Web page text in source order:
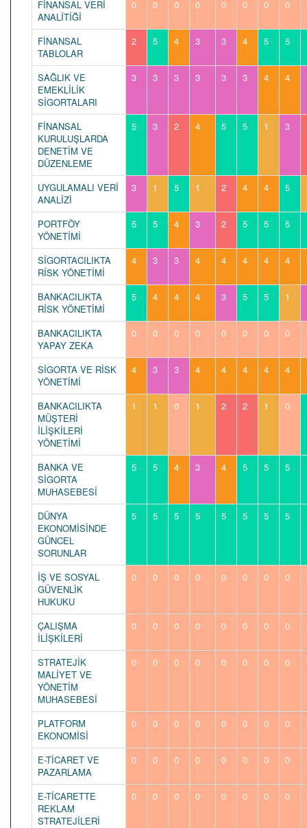
FİNANSAL VERİ
ANALİTİĞİ
0 0 0 0 0 0 0 0
FİNANSAL
TABLOLAR
2 5 4 3 3 4 5 5
SAĞLIK VE
EMEKLİLİK
SİGORTALARI
3 3 3 3 3 3 4 4
FİNANSAL
KURULUŞLARDA
DENETİM VE
DÜZENLEME
5 3 2 4 5 5 1 3
UYGULAMALI VERİ
ANALİZİ
3 1 5 1 2 4 4 5
PORTFÖY
YÖNETİMİ
5 5 4 3 2 5 5 5
SİGORTACILIKTA
RİSK YÖNETİMİ
4 3 3 4 4 4 4 4
BANKACILIKTA
RİSK YÖNETİMİ
5 4 4 4 3 5 5 1
BANKACILIKTA
YAPAY ZEKA
0 0 0 0 0 0 0 0
SİGORTA VE RİSK
YÖNETİMİ
4 3 3 4 4 4 4 4
BANKACILIKTA
MÜŞTERİ
İLİŞKİLERİ
YÖNETİMİ
1 1 0 1 2 2 1 0
BANKA VE
SİGORTA
MUHASEBESİ
5 5 4 3 4 5 5 5
DÜNYA
EKONOMİSİNDE
GÜNCEL
SORUNLAR
5 5 5 5 5 5 5 5
İŞ VE SOSYAL
GÜVENLİK
HUKUKU
0 0 0 0 0 0 0 0
ÇALIŞMA
İLİŞKİLERİ
0 0 0 0 0 0 0 0
STRATEJİK
MALİYET VE
YÖNETİM
MUHASEBESİ
0 0 0 0 0 0 0 0
PLATFORM
EKONOMİSİ
0 0 0 0 0 0 0 0
E-TİCARET VE
PAZARLAMA
0 0 0 0 0 0 0 0
E-TİCARETTE
REKLAM
STRATEJİLERİ
0 0 0 0 0 0 0 0